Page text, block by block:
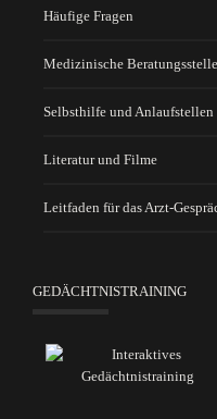
Häufige Fragen
Medizinische
Selbsthilfe und Anlaufstellen
Literatur und Filme
Leitfaden für das Arzt-
GEDÄCHTNISTRAINING